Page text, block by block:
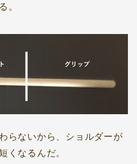
。
らないから、ショルダーが
くなるんだ。